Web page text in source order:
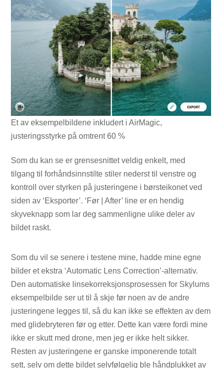
Et av eksempelbildene inkludert i AirMagic,
justeringsstyrke på omtrent 60 %
Som du kan se er grensesnittet veldig enkelt, med
tilgang til forhåndsinnstilte stiler nederst til venstre og
kontroll over styrken på justeringene i børsteikonet ved
siden av ‘Eksporter’. ‘Før | After’ line er en hendig
skyveknapp som lar deg sammenligne ulike deler av
bildet raskt.
Som du vil se senere i testene mine, hadde mine egne
bilder et ekstra ‘Automatic Lens Correction’-alternativ.
Den automatiske linsekorreksjonsprosessen for Skylums
eksempelbilde ser ut til å skje før noen av de andre
justeringene legges til, så du kan ikke se effekten av dem
med glidebryteren før og etter. Dette kan være fordi mine
ikke er skutt med drone, men jeg er ikke helt sikker.
Resten av justeringene er ganske imponerende totalt
sett, selv om dette bildet selvfølgelig ble håndplukket av